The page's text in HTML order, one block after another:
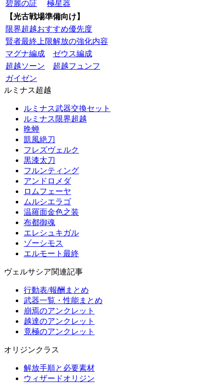
碧麗の証
極星器
【光古戦場準備向け】
限界超越おすすめ優先度
賢者最終上限解放の強化内容
マグナ編成
ゼウス編成
超越ソーン
超越フュンフ
ガイゼン
ルミナス超越
ルミナス武器交換セット
ルミナス限界超越
晩蝉
凱風絶刀
フレズヴェルク
黒漆太刀
フルンティング
アンドロメダ
ロムフェーヤ
ムルシエラゴ
温羅面金色之装
布都御魂
エレシュキガル
ゾーシモス
エルモート最終
ヴェルサシア関連記事
行動表/報酬まとめ
武器一覧・性能まとめ
崩焉のアンクレット
越達のアンクレット
竟極のアンクレット
オリジンクラス
解放手順と必要素材
ウィザードオリジン